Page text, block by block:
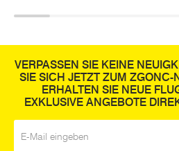
VERPASSEN SIE KEINE
SIE SICH JETZT ZUM ZGONC-
ERHALTEN SIE NEUE
EXKLUSIVE ANGEBOTE